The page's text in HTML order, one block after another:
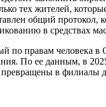
тех жителей,
общий
в средствах
по правам человека в
По ее данным, в
превращены в филиалы